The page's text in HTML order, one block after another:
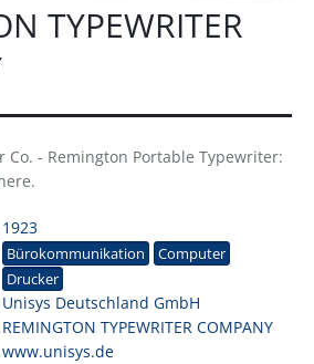
TYPEWRITER
Co. - Remington Portable Typewriter:
1923
Bürokommunikation
Computer
Drucker
Unisys Deutschland GmbH
REMINGTON TYPEWRITER COMPANY
www.unisys.de